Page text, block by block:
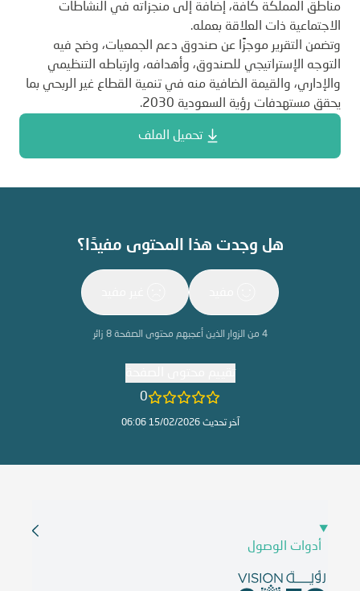
مناطق المملكة كافة، إضافة إلى منجزاته في النشاطات
الاجتماعية ذات العلاقة بعمله.
وتضمن التقرير موجزًا عن صندوق دعم الجمعيات، وضح فيه
التوجه الإستراتيجي للصندوق، وأهدافه، وارتباطه التنظيمي
والإداري، والقيمة الضافية منه في تنمية القطاع غير الربحي بما
يحقق مستهدفات رؤية السعودية 2030.
تحميل الملف
هل وجدت هذا المحتوى مفيدًا؟
4 من الزوار الذين أعجبهم محتوى الصفحة8 زائر
0
آخر تحديث 15/02/2026 06:06
أدوات الوصول